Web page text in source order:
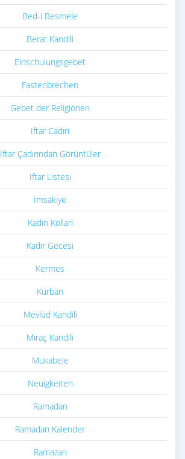
Bed-i Besmele
Berat Kandili
Einschulungsgebet
Fastenbrechen
Gebet der Religionen
Iftar Cadırı
İftar Çadırından Görüntüler
Iftar Listesi
Imsakiye
Kadın Kolları
Kadir Gecesi
Kermes
Kurban
Mevlüd Kandili
Miraç Kandili
Mukabele
Neuigkeiten
Ramadan
Ramadan Kalender
Ramazan